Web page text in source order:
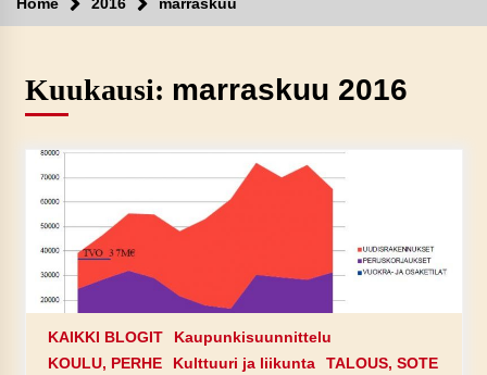
Kuukausi: marraskuu 2016
KAIKKI BLOGIT
Kaupunkisuunnittelu
KOULU, PERHE
Kulttuuri ja liikunta TALOUS, SOTE